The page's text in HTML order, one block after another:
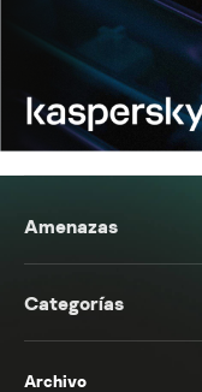
Amenazas
Categorías
Archivo